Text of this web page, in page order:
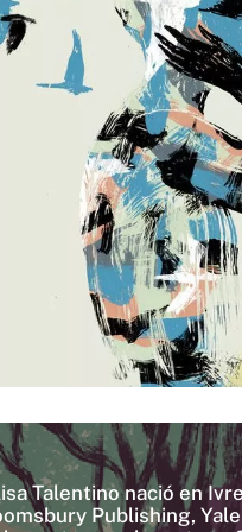
Talentino nació en
Publishing,